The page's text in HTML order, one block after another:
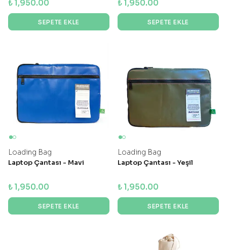
₺ 1,950.00
SEPETE EKLE
₺ 1,950.00
SEPETE EKLE
Loading Bag
Laptop Çantası - Mavi
₺ 1,950.00
SEPETE EKLE
Loading Bag
Laptop Çantası - Yeşil
₺ 1,950.00
SEPETE EKLE